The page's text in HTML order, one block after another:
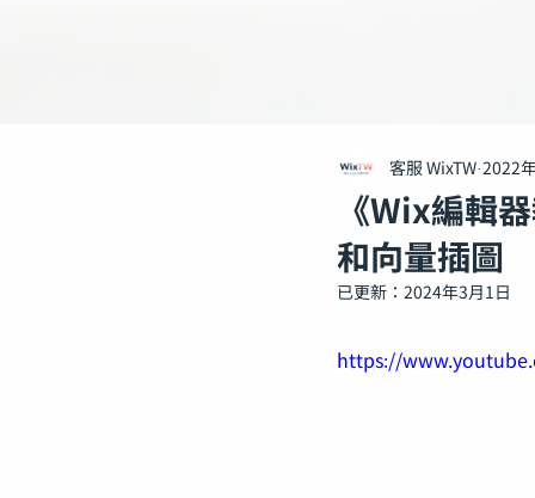
《Wix編輯
和向量插圖
客服 WixTW 2022
已更新： 2024年3月1日
https://